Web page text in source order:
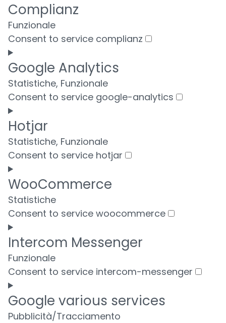
Complianz
Funzionale
Consent to service complianz
Google Analytics
Statistiche, Funzionale
Consent to service google-analytics
Hotjar
Statistiche, Funzionale
Consent to service hotjar
WooCommerce
Statistiche
Consent to service woocommerce
Intercom Messenger
Funzionale
Consent to service intercom-messenger
Google various services
Pubblicità/Tracciamento